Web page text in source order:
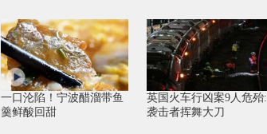
一口沦陷！宁波醋溜带鱼
羹鲜酸回甜
英国火车行凶案9人危殆:
袭击者挥舞大刀